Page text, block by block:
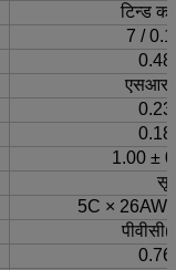
टिन्ड
7 /
0.48
एसआर-
0.23
0.18
1.00 ±
5C ×
पीवीसी(
0.76